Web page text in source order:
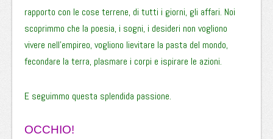
rapporto con le cose terrene, di tutti i giorni, gli affari. Noi
scoprimmo che la poesia, i sogni, i desideri non vogliono
vivere nell’empireo, vogliono lievitare la pasta del mondo,
fecondare la terra, plasmare i corpi e ispirare le azioni.
E seguimmo questa splendida passione.
OCCHIO!